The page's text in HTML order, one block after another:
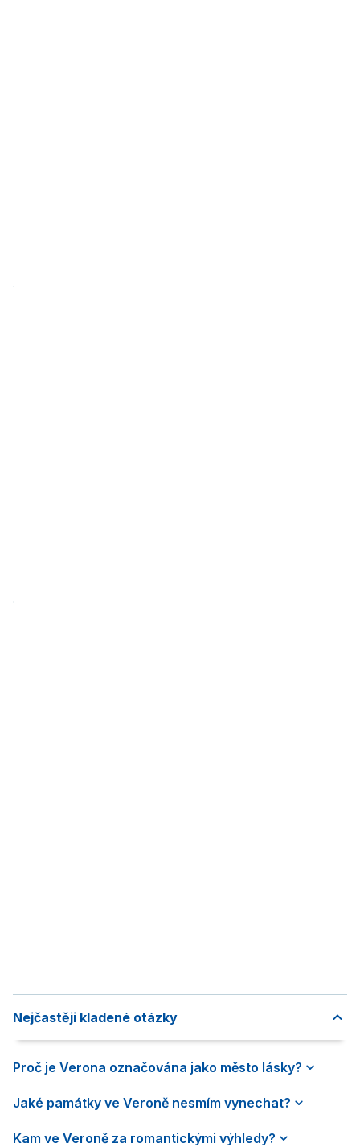
Nejčastěji kladené otázky
Proč je Verona označována jako město lásky?
Jaké památky ve Veroně nesmím vynechat?
Kam ve Veroně za romantickými výhledy?